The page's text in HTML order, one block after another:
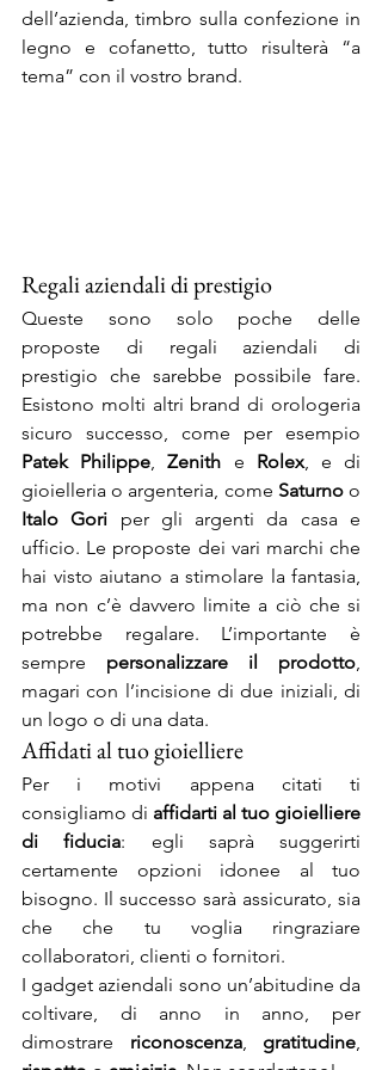
dell’azienda, timbro sulla confezione in
legno e cofanetto, tutto risulterà “a
tema” con il vostro brand.
Regali aziendali di prestigio
Queste sono solo poche delle
proposte di regali aziendali di
prestigio che sarebbe possibile fare.
Esistono molti altri brand di orologeria
Patek Philippe , Zenith e Rolex, e di
gioielleria o argenteria, come Saturno
Italo Gori per gli argenti da casa e
ufficio. Le proposte dei vari marchi che
hai visto aiutano a stimolare la fantasia,
ma non c’è davvero limite a ciò che si
potrebbe regalare. L’importante è
sempre personalizzare il prodotto
magari con l’incisione di due iniziali, di
un logo o di una data.
Affidati al tuo gioielliere
Per i motivi appena citati ti
consigliamo di affidarti al tuo gioielliere
di fiducia: egli saprà suggerirti
certamente opzioni idonee al tuo
bisogno. Il successo sarà assicurato, sia
che che tu voglia ringraziare
collaboratori, clienti o fornitori.
I gadget aziendali sono un’abitudine da
coltivare, di anno in anno, per
dimostrare riconoscenza, gratitudine